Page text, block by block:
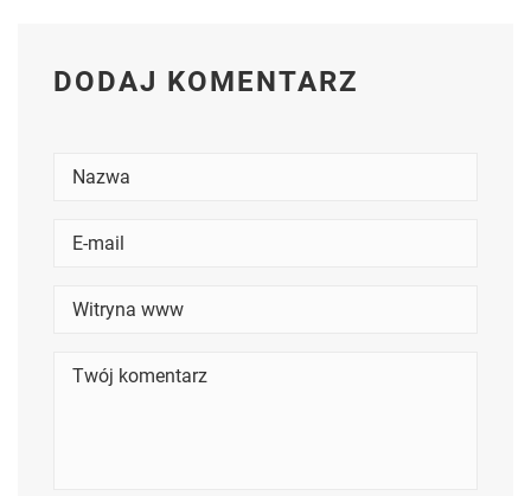
DODAJ KOMENTARZ